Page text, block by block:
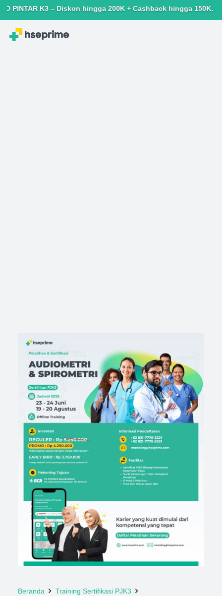
K3 – Diskon hingga 200K + Cashback hingga 150K.
Beranda
Training Sertifikasi PJK3